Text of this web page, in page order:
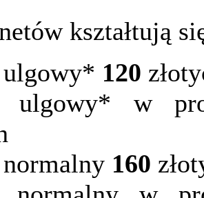
kształtują
120
ulgowy* w
160